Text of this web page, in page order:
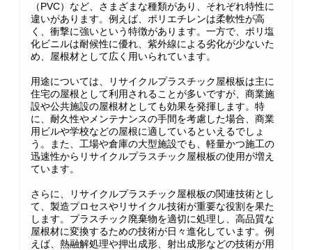
（PVC）など、さまざまな種類があり、それぞれ特性に
違いがあります。例えば、ポリエチレンは柔軟性が高
く、衝撃に強いという特徴があります。一方で、ポリ塩
化ビニルは耐候性に優れ、紫外線による劣化が少ないた
め、屋根材として広く用いられています。
用途については、リサイクルプラスチック屋根板は主に
住宅の屋根として利用されることが多いですが、商業施
設や公共施設の屋根材としても効果を発揮します。特
に、耐久性やメンテナンスの手間を考慮した場合、商業
用ビルや学校などの屋根に適しているといえるでしょ
う。また、工場や倉庫の大型施設でも、軽量かつ施工の
迅速性からリサイクルプラスチック屋根板の使用が増え
ています。
さらに、リサイクルプラスチック屋根板の関連技術とし
て、製造プロセスやリサイクル技術が重要な役割を果た
します。プラスチック廃棄物を適切に処理し、高品質な
屋根材に変換するための技術が日々進化しています。例
えば、熱融解処理や押出成形、射出成形などの技術が用